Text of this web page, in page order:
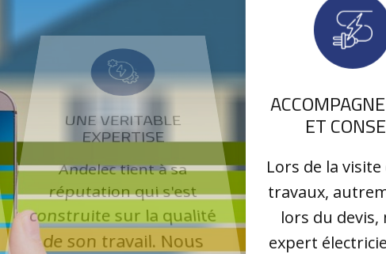
UNE VERITABLE
EXPERTISE
Andelec tient à sa
réputation qui s'est
construite sur la qualité
de son travail. Nous
ET
Lors de la
travaux,
lors du devis,
expert